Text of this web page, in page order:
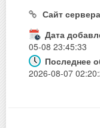
Сайт
Дата
05-08 23:45:33
Последнее
2026-08-07